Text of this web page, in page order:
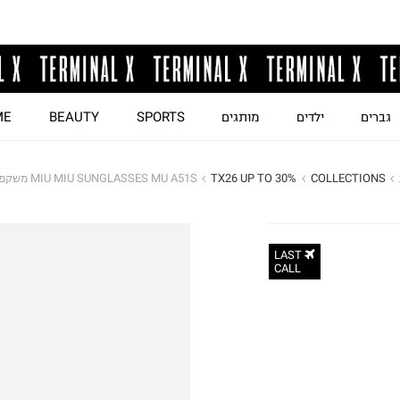
גברים ילדים מותגים SPORTS
BEAUTY
COLLECTIONS
TX26 UP TO 30% MIU MIU SUNGLASSES MU A51S משקפי שמש ל
LAST
CALL